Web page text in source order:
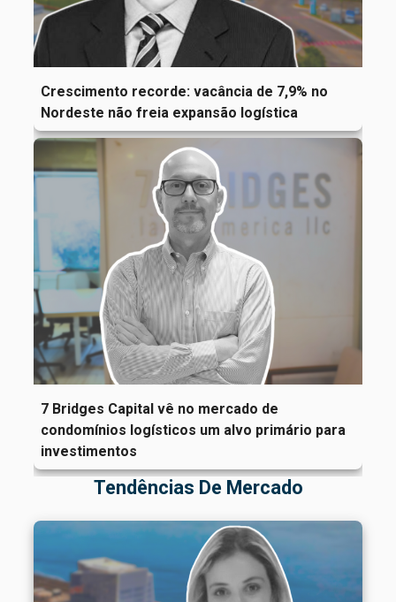
Crescimento recorde: vacância de 7,9% no
Nordeste não freia expansão logística
7 Bridges Capital vê no mercado de
condomínios logísticos um alvo primário para
investimentos
Tendências De Mercado